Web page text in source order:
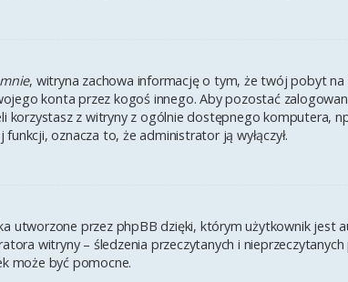
, witryna zachowa informację o tym, że twój pobyt
konta przez kogoś innego. Aby pozostać
korzystasz z witryny z ogólnie dostępnego komputera,
oznacza to, że administrator ją wyłączył.
utworzone przez phpBB dzięki, którym użytkownik
witryny – śledzenia przeczytanych i
może być pomocne.